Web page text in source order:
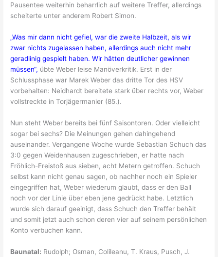
Pausentee weiterhin beharrlich auf weitere Treffer, allerdings
scheiterte unter anderem Robert Simon.
„Was mir dann nicht gefiel, war die zweite Halbzeit, als wir
zwar nichts zugelassen haben, allerdings auch nicht mehr
geradlinig gespielt haben. Wir hätten deutlicher gewinnen
müssen“, übte Weber leise Manöverkritik. Erst in der
Schlussphase war Marek Weber das dritte Tor des HSV
vorbehalten: Neidhardt bereitete stark über rechts vor, Weber
vollstreckte in Torjägermanier (85.).
Nun steht Weber bereits bei fünf Saisontoren. Oder vielleicht
sogar bei sechs? Die Meinungen gehen dahingehend
auseinander. Vergangene Woche wurde Sebastian Schuch das
3:0 gegen Weidenhausen zugeschrieben, er hatte nach
Fröhlich-Freistoß aus sieben, acht Metern getroffen. Schuch
selbst kann nicht genau sagen, ob nachher noch ein Spieler
eingegriffen hat, Weber wiederum glaubt, dass er den Ball
noch vor der Linie über eben jene gedrückt habe. Letztlich
wurde sich darauf geeinigt, dass Schuch den Treffer behält
und somit jetzt auch schon deren vier auf seinem persönlichen
Konto verbuchen kann.
Baunatal: Rudolph; Osman, Colileanu, T. Kraus, Pusch, J.